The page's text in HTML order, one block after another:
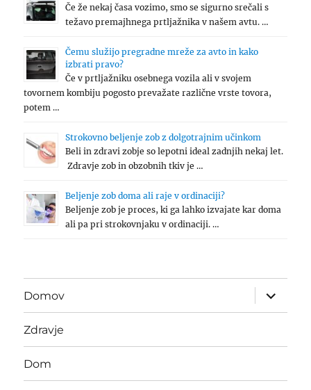
Če že nekaj časa vozimo, smo se sigurno srečali s
težavo premajhnega prtljažnika v našem avtu. …
Čemu služijo pregradne mreže za avto in kako
izbrati pravo?
Če v prtljažniku osebnega vozila ali v svojem
tovornem kombiju pogosto prevažate različne vrste tovora,
potem …
Strokovno beljenje zob z dolgotrajnim učinkom
Beli in zdravi zobje so lepotni ideal zadnjih nekaj let.
Zdravje zob in obzobnih tkiv je …
Beljenje zob doma ali raje v ordinaciji?
Beljenje zob je proces, ki ga lahko izvajate kar doma
ali pa pri strokovnjaku v ordinaciji. …
Domov
expand
child
menu
Zdravje
Dom